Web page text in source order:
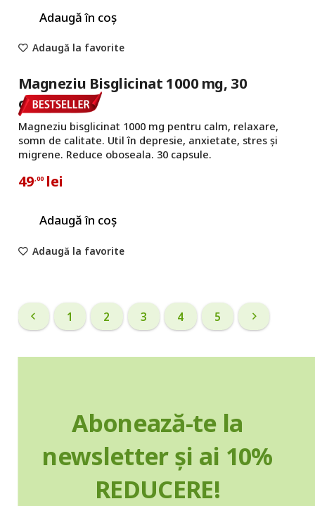
Adaugă în coș
Adaugă la favorite
Magneziu Bisglicinat 1000 mg, 30
capsule
Magneziu bisglicinat 1000 mg pentru calm, relaxare,
somn de calitate. Util în depresie, anxietate, stres și
migrene. Reduce oboseala. 30 capsule.
49,00 lei
Adaugă în coș
Adaugă la favorite
1 2 3 4 5
Abonează-te la
newsletter și ai 10%
REDUCERE!